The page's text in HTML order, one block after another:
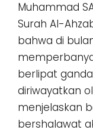
Muhammad
Surah Al-
bahwa di
berlipat
diriwayatkan
menjelaskan
bershalawat